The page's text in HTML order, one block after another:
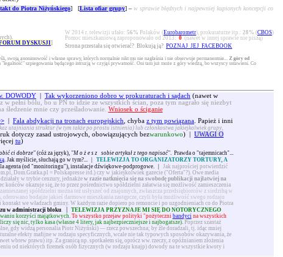
do Piotra Niżyńskiego] [Lista ofiar grupy] – w sprawie błędnych i najpewniej kupionych koncepcji co
DYSKUSJI]
W 2014 r. telewizji ufało: 56% Polaków (Eurobarometr), prokuraturze itp.: 28% (CBOS)
Pomoc mieszkaniową zaproponowało od 2013: 0 (nawet w innej sprawie nie piszą)
Strona przestała się otwierać? Blokują ją? POZNAJ JEJ FACEBOOK
swoją anonimowość i własne sprawy, których normalnie nikt mu nie nagłaśnia i nie obserwuje permanentnie... Z góry od
szpiegowania będącego intruzją w czyjąś prywatność. Oni tam już może z góry wiedzą, bo wszyscy ustawieni. Co
DOWODY Tak wykorzeniono dobro w prokuraturach i sądach (nawet w
w pełni bólu, bo u PN to idzie ze wszystkich ścian, poza tym nagrało się niezbyt
śledzenie mnie czy prześladowanie. Wniosek o ściganie
Fala abdykacji na tronach europejskich , chyba z tym powiązana . Papież i inni
utajniania struktur (w tym także po prostu istnienia) lub członkostwa jakiejkolwiek grupy,
dotyczy zasad ustrojowych, obowiązujących bezwarunkowo) | UWAGI O
tu)
ci dobrze" (cóż za język), "Możesz sobie artykuł z tego napisać". Prawda o "tajemnicach"...
. Jak myślicie, słuchają go w tym?...
TELEWIZJA TO ORGANIZATORZY TORTURY, A
agenta (od "monitoringu"), instalacje dźwiękowe-podprogowe.
Jak najprościej potwierdzić
Dom.Gratka.pl = Polskapresse itd.) czy w jakiejkolwiek gazecie ("Oferta"?). Owe media
w trybie cenzury, jednakże w razie natknięcia się na swobodę publikacji najłatwiej na
okazuje się, że to przez pośrednictwo spółdzielni załatwia się możliwość zamieszczenia
spółdzielni można też usłyszeć od znajomych, zwłaszcza przedsiębiorców z siedzibą w
bodajże jakieś darmowe mieszkania zastępcze, czyli była możliwość swego rodzaju
we władzach gminy. W każdym razie dopiero po remoncie i po uzgodnieniach co do Piotra
w administracji bloku.
TELEWIZJA PRZYZNAJE MI SIĘ DO NOTORYCZNEGO
korzyści majątkowych.To wszystko przejaw polityki "pożyteczni bandycina wszystkich
się nic, tylko kasa (własne 4 litery, jak najbezpieczniejsze i najbogatsze). Poprzez szantaż
gdy widzą personalia Piotr Niżyński) — rzecz powszechna; by źle doradzali, tj. idąc mniej
efekty mafijne w rodzaju specyficznych, wcale nie tak typowych sposobów okazywania, że
wbrew prawu) itp. Za granicą np. spotkałem się, oprócz ww. rzeczy, z opóźnianiem złożenia
od niektórych firemek osób fizycznych (w rodzaju knajp) dowody na te wszystkie kwoty i